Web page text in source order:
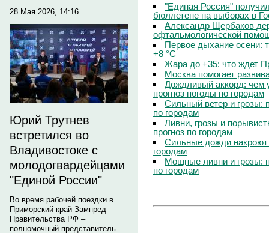
28 Мая 2026, 14:16
Юрий Трутнев
встретился во
Владивостоке с
молодогвардейцами
"Единой России"
Во время рабочей поездки в
Приморский край Зампред
Правительства РФ –
полномочный представитель
"Единая Россия"
бюллетене на выборах в
Александр Щербаков
офтальмологической
Первое дыхание осени:
+8 °C
Жара до +35: что ждет
Москва помогает
Дождливый аккорд: чем
прогноз погоды по городам
Сильный ветер и грозы:
по городам
Ливни, грозы и
прогноз по городам
Сильные дожди
городам
Мощные ливни и грозы:
по городам